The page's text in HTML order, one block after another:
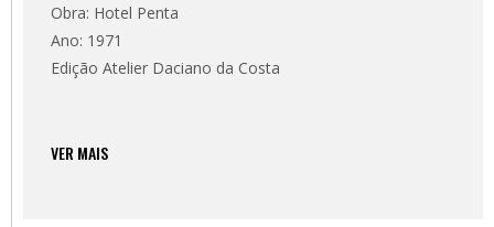
Obra: Hotel Penta
Ano: 1971
Edição Atelier Daciano da Costa
VER MAIS